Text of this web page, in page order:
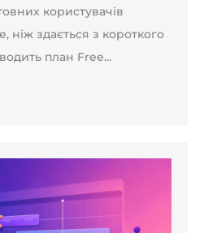
користувачів
ніж здається з короткого
план Free...